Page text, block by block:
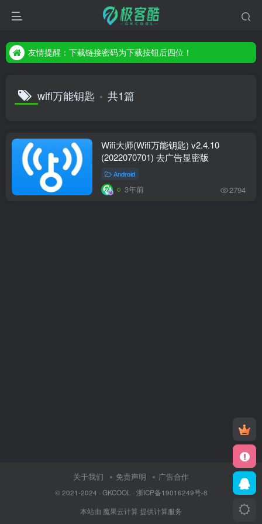
友情提醒：下载链接密码为下载按钮后四位！
友情提醒：下载链接密码为下载按钮后四位！
wifi万能钥匙 共1篇
Wifi大师(Wifi万能钥匙) v2.4.10
(2022070701) 去广告显密版
Android
3年前 2794
关于我们 免责声明 广告合作
© 2021-2024 · GKCOOL · 浙ICP备19016249号-8
本站由 魔果云计算 提供计算服务